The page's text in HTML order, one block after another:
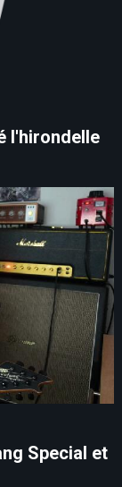
l'hirondelle
Special et